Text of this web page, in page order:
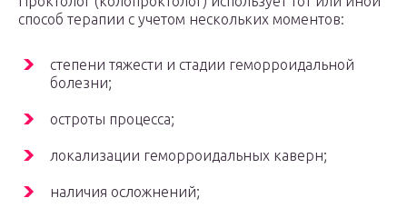
способ терапии с учетом нескольких моментов:
степени тяжести и стадии геморроидальной
болезни;
остроты процесса;
локализации геморроидальных каверн;
наличия осложнений;